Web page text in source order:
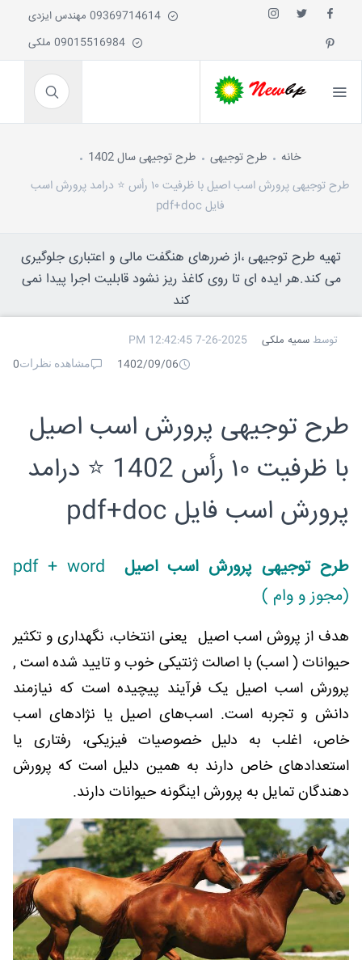
خانه طرح توجیهی
طرح توجیهی سال 1402
طرح توجیهی پرورش اسب اصیل با ظرفیت ۱۰ رأس ⭐️ درامد پرورش اسب
فایل pdf+doc
تهیه طرح توجیهی ،از ضررهای هنگفت مالی و اعتباری جلوگیری
می کند.هر ایده ای تا روی کاغذ ریز نشود قابلیت اجرا پیدا نمی
کند
توسط سمیه ملکی
7-26-2025 12:42:45 PM
1402/09/06
مشاهده نظرات0
طرح توجیهی پرورش اسب اصیل
با ظرفیت ۱۰ رأس 1402 ⭐️ درامد
پرورش اسب فایل pdf+doc
طرح توجیهی پرورش اسب اصیل
pdf + word
(مجوز و وام )
هدف از پروش اسب اصیل یعنی انتخاب، نگهداری و تکثیر
حیوانات ( اسب) با اصالت ژنتیکی خوب و تایید شده است ,
پرورش اسب اصیل یک فرآیند پیچیده است که نیازمند
دانش و تجربه است. اسب‌های اصیل یا نژادهای اسب
خاص، اغلب به دلیل خصوصیات فیزیکی، رفتاری یا
استعدادهای خاص دارند به همین دلیل است که پرورش
دهندگان تمایل به پرورش اینگونه حیوانات دارند.